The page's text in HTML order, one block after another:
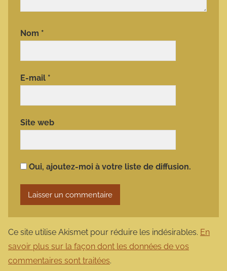
Nom *
E-mail *
Site web
Oui, ajoutez-moi à votre liste de diffusion.
Ce site utilise Akismet pour réduire les indésirables. En
savoir plus sur la façon dont les données de vos
commentaires sont traitées.